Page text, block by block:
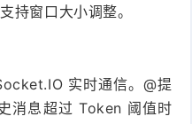
持窗口大小调整。
实时通信。@提
消息超过 Token 阈值时